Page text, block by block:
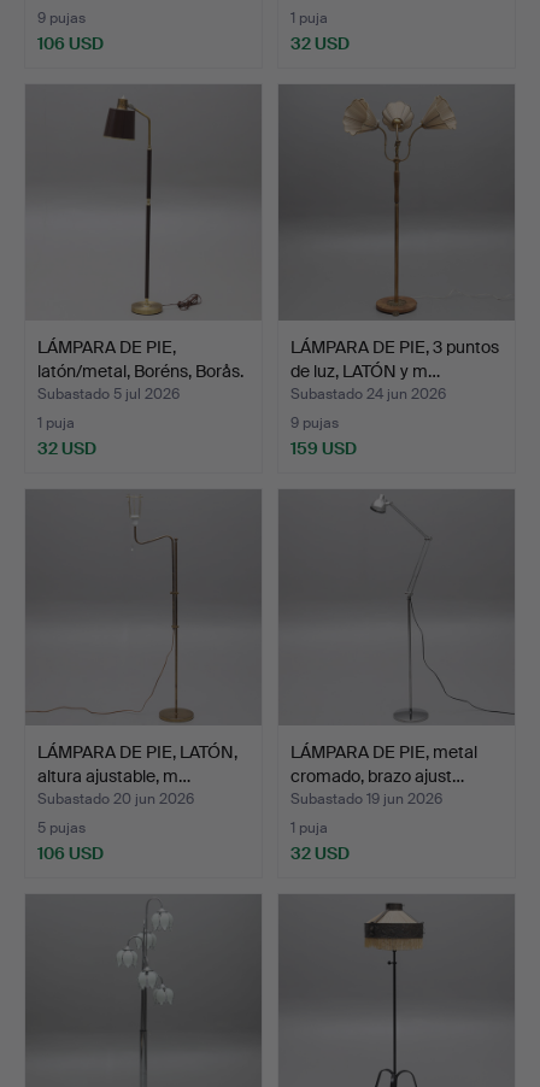
9 pujas
106 USD
1 puja
32 USD
LÁMPARA DE PIE,
latón/metal, Boréns, Borås.
Subastado 5 jul 2026
1 puja
32 USD
LÁMPARA DE PIE, 3 puntos
de luz, LATÓN y m…
Subastado 24 jun 2026
9 pujas
159 USD
LÁMPARA DE PIE, LATÓN,
altura ajustable, m…
Subastado 20 jun 2026
5 pujas
106 USD
LÁMPARA DE PIE, metal
cromado, brazo ajust…
Subastado 19 jun 2026
1 puja
32 USD